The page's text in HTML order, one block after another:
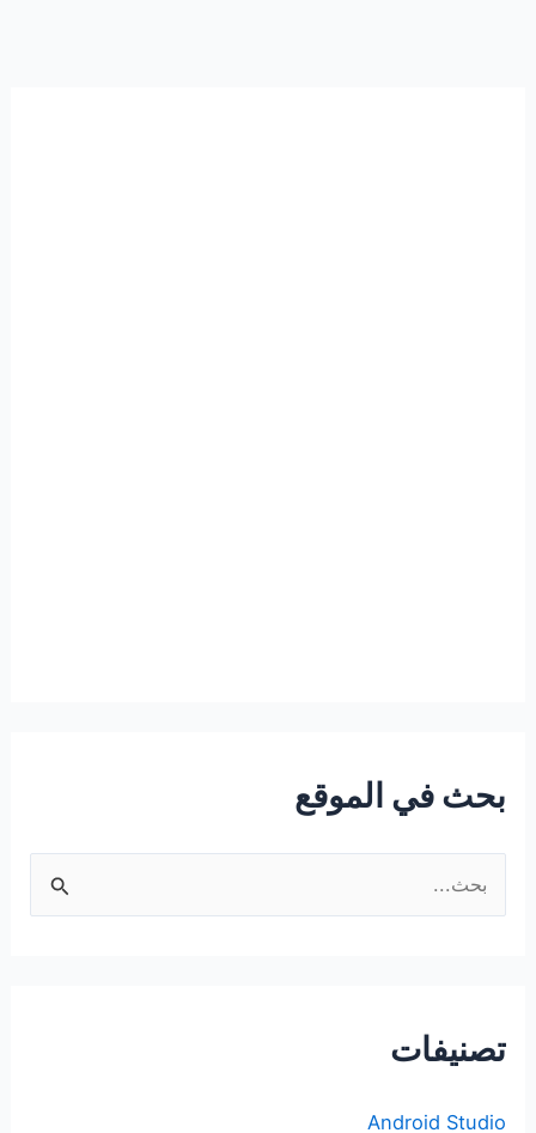
بحث في الموقع
ل
ع
تصنيفات
Android Studio